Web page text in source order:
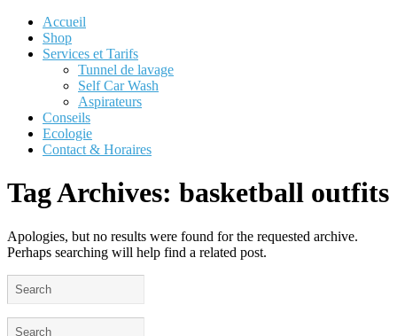
Accueil
Shop
Services et Tarifs
Tunnel de lavage
Self Car Wash
Aspirateurs
Conseils
Ecologie
Contact & Horaires
Tag Archives: basketball outfits
Apologies, but no results were found for the requested archive.
Perhaps searching will help find a related post.